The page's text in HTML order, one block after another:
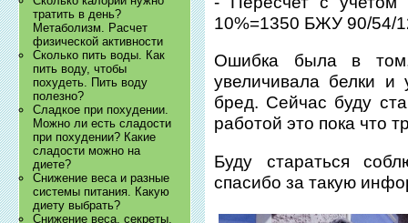
тратить в день?
Метаболизм. Расчет
физической активности
Сколько пить воды. Как
пить воду, чтобы
похудеть. Пить воду
полезно?
Сладкое при похудении.
Можно ли есть сладости
при похудении? Какие
сладости можно на
диете?
Снижение веса и разные
системы питания. Какую
диету выбрать?
Снижение веса, секреты.
10%=1350 БЖУ 90/54/
Ошибка была в
увеличивала белки и
бред. Сейчас буду
работой это пока что
Буду стараться
спасибо за такую